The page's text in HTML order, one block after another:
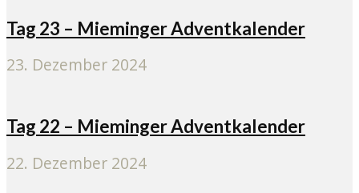
Tag 23 – Mieminger Adventkalender
23. Dezember 2024
Tag 22 – Mieminger Adventkalender
22. Dezember 2024